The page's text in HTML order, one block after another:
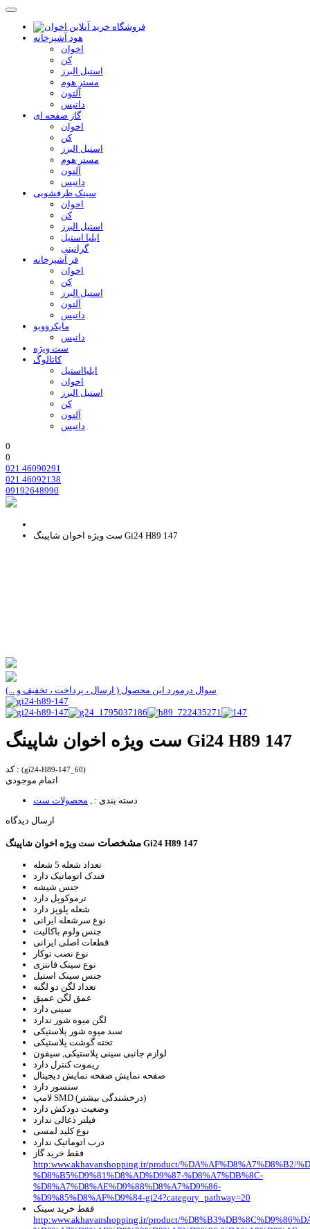
هود آشپزخانه
اخوان
کن
استیل البرز
مستر هوم
آلتون
داتیس
گاز صفحه ای
اخوان
کن
استیل البرز
مستر هوم
آلتون
داتیس
سینک ظرفشویی
اخوان
کن
استیل البرز
ایلیا استیل
گرانیتی
فر آشپزخانه
اخوان
کن
استیل البرز
آلتون
داتیس
مایکروویو
داتیس
ست ویژه
کاتالوگ
ایلیااستیل
اخوان
استیل البرز
کن
آلتون
داتیس
0
0
021 46090291
021 46092138
09192648990
ست ویژه اخوان شاپینگ Gi24 H89 147
سوال درمورد این محصول ( ارسال ، پرداخت ، تخفیف و ...)
ست ویژه اخوان شاپینگ Gi24 H89 147
کد : (gi24-H89-147_60)
اتمام موجودی
دسته بندی :
محصولات ست
ارسال دیدگاه
مشخصات ست ویژه اخوان شاپینگ Gi24 H89 147
تعداد شعله 5 شعله
فندک اتوماتیک دارد
جنس شیشه
ترموکوپل دارد
شعله پلوپز دارد
نوع سرشعله ایرانی
جنس ولوم باکالیت
قطعات اصلی ایرانی
نوع نصب توکار
نوع سینک فانتزی
جنس سینک استیل
تعداد لگن دو لگنه
عمق لگن عمیق
سینی دارد
لگن میوه شور ندارد
سبد میوه شور پلاستیکی
تخته گوشت پلاستیکی
لوازم جانبی سینی پلاستیکی, سیفون
ریموت کنترل دارد
صفحه نمایش صفحه نمایش دیجیتال
سنسور دارد
لامپ
SMD (درخشندگی بیشتر)
وضعیت دودکش دارد
فیلتر ذغالی ندارد
نوع کلید لمسی
درب اتوماتیک ندارد
فقط خرید گاز
http:www.akhavanshopping.ir/product/%DA%AF%D8%A7%D8%B2/
%D8%B5%D9%81%D8%AD%D9%87-%D8%A7%DB%8C-
%D8%A7%D8%AE%D9%88%D8%A7%D9%86-
%D9%85%D8%AF%D9%84-gi24?category_pathway=20
فقط خرید سینک
http:www.akhavanshopping.ir/product/